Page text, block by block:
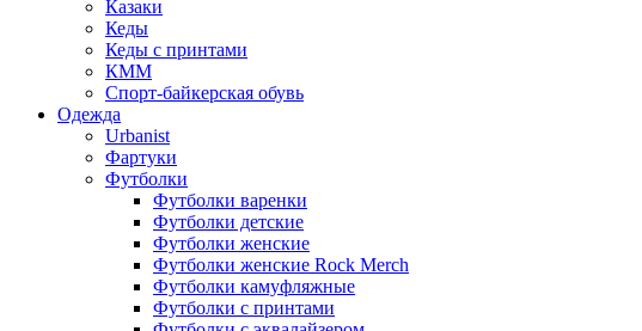
Казаки
Кеды
Кеды с принтами
КММ
Спорт-байкерская обувь
Одежда
Urbanist
Фартуки
Футболки
Футболки варенки
Футболки детские
Футболки женские
Футболки женские Rock Merch
Футболки камуфляжные
Футболки с принтами